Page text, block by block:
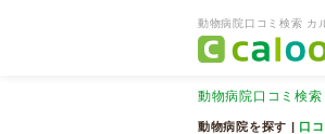
動物病院口コミ検索 カ
動物病院口コミ検索
動物病院を探す | 口